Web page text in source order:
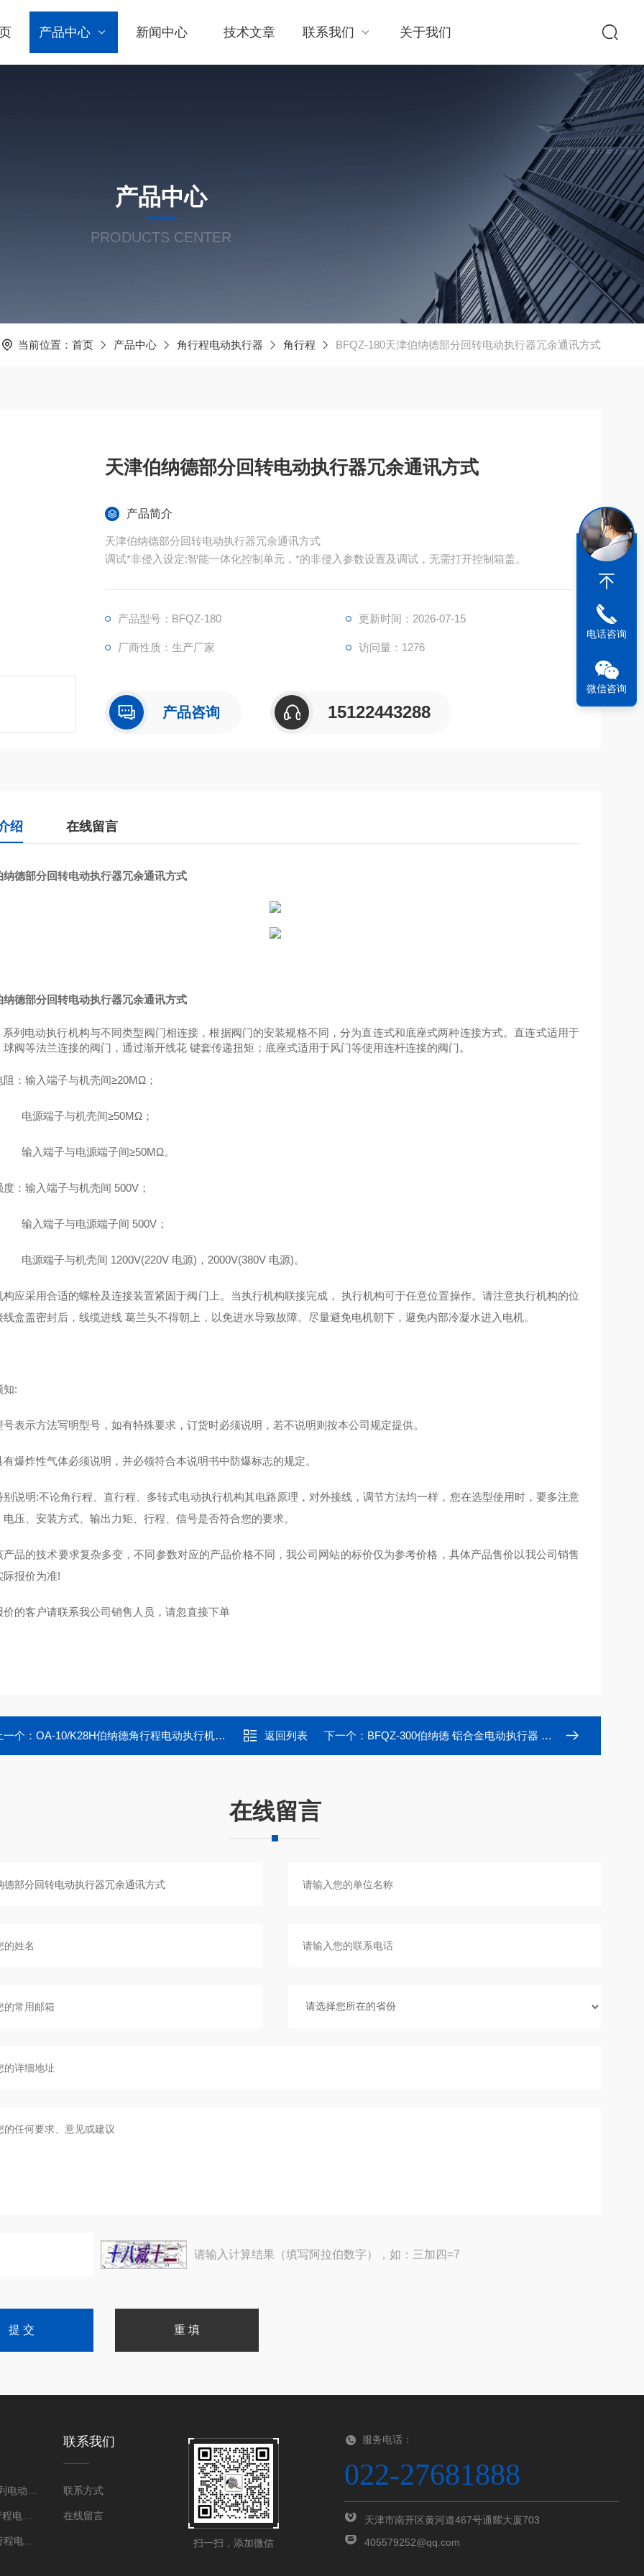
产品中心 新闻中心 技术文章 联系我们 关于我们
产品中心
PRODUCTS CENTER
当前位置： 首页 产品中心 角行程电动执行器 角行程 BFQZ-180天津伯纳德部分回转电动执行器冗余通讯方式
天津伯纳德部分回转电动执行器冗余通讯方式
产品简介
天津伯纳德部分回转电动执行器冗余通讯方式
调试*非侵入设定:智能一体化控制单元，*的非侵入参数设置及调试，无需打开控制箱盖。
产品型号：BFQZ-180 更新时间：2026-07-15
厂商性质：生产厂家 访问量：1276
产品咨询 15122443288
绍 在线留言
纳德部分回转电动执行器冗余通讯方式
纳德部分回转电动执行器冗余通讯方式
系列电动执行机构与不同类型阀门相连接，根据阀门的安装规格不同，分为直连式和底座式两种连接方式。直连式适用于
球阀等法兰连接的阀门，通过渐开线花 键套传递扭矩；底座式适用于风门等使用连杆连接的阀门。
阻：输入端子与机壳间≥20MΩ；
电源端子与机壳间≥50MΩ；
输入端子与电源端子间≥50MΩ。
度：输入端子与机壳间 500V；
输入端子与电源端子间 500V；
电源端子与机壳间 1200V(220V 电源)，2000V(380V 电源)。
构应采用合适的螺栓及连接装置紧固于阀门上。当执行机构联接完成， 执行机构可于任意位置操作。请注意执行机构的位
线盒盖密封后，线缆进线 葛兰头不得朝上，以免进水导致故障。尽量避免电机朝下，避免内部冷凝水进入电机。
知:
号表示方法写明型号，如有特殊要求，订货时必须说明，若不说明则按本公司规定提供。
有爆炸性气体必须说明，并必领符合本说明书中防爆标志的规定。
别说明:不论角行程、直行程、多转式电动执行机构其电路原理，对外接线，调节方法均一样，您在选型使用时，要多注意
电压、安装方式、输出力矩、行程、信号是否符合您的要求。
产品的技术要求复杂多变，不同参数对应的产品价格不同，我公司网站的标价仅为参考价格，具体产品售价以我公司销售
际报价为准!
价的客户请联系我公司销售人员，请忽直接下单
一个： OA-10/K28H伯纳德角行程电动执行机构整体式电动控制阀 返回列表 下一个： BFQZ-300伯纳德 铝合金电动执行器 蓝牙控制总线协议
在线留言
请输入计算结果（填写阿拉伯数字），如：三加四=7
DKJ国产角行程电动执行器
DKZ国产直行程电动执行器
联系我们
联系方式
在线留言
扫一扫，添加微信
服务电话：
022-27681888
天津市南开区黄河道467号通耀大厦703
405579252@qq.com
电话咨询
微信咨询